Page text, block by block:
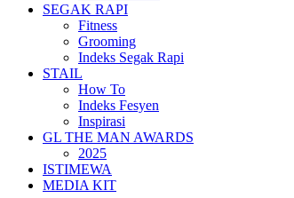
SEGAK RAPI
Fitness
Grooming
Indeks Segak Rapi
STAIL
How To
Indeks Fesyen
Inspirasi
GL THE MAN AWARDS
2025
ISTIMEWA
MEDIA KIT